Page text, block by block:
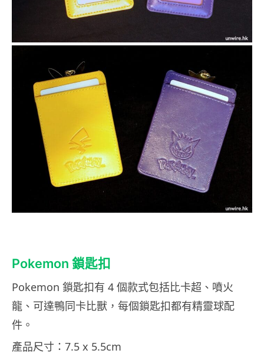
Pokemon 鎖匙扣
Pokemon 鎖匙扣有 4 個款式包括比卡超、噴火
龍、可達鴨同卡比獸，每個鎖匙扣都有精靈球配
件。
產品尺寸：7.5 x 5.5cm